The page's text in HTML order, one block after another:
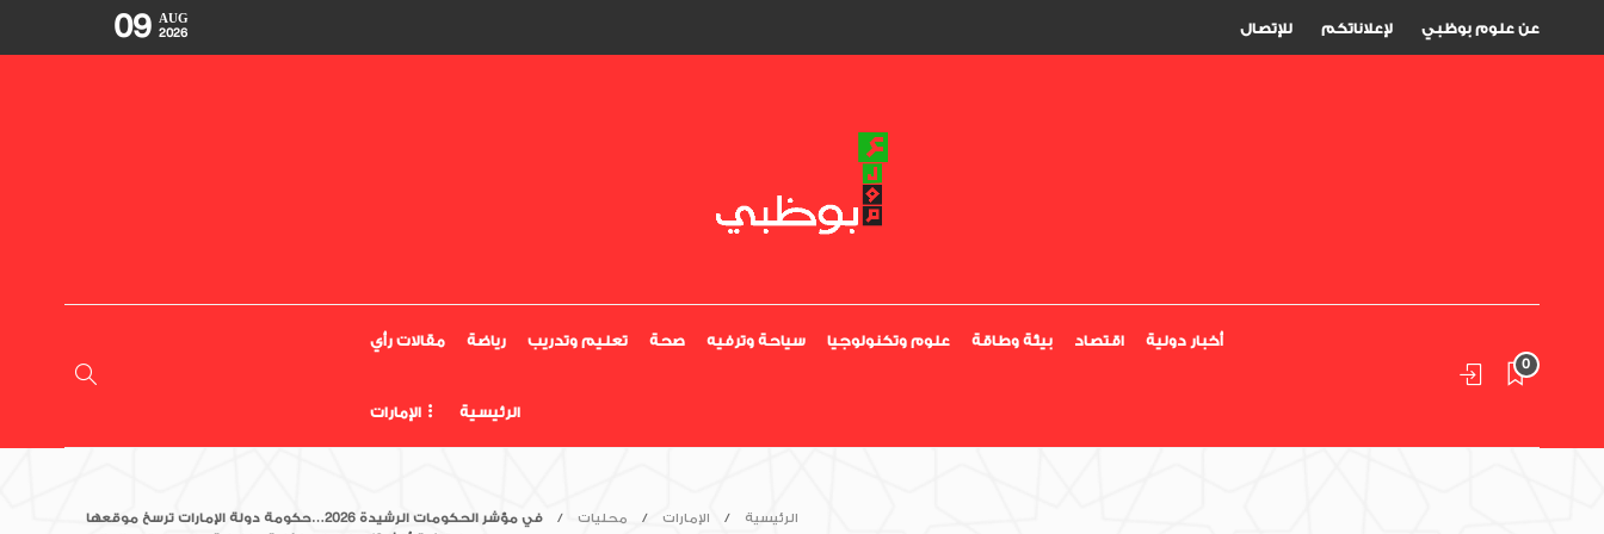
للإتصال لإعلاناتكم عن علوم بوظبي 09 AUG
2026
مقالات رأي رياضة تعليم وتدريب صحة سياحة وترفيه علوم وتكنولوجيا بيئة وطاقة اقتصاد أخبار دولية
الإمارات الرئيسية
0
الرئيسية الإمارات محليات
في مؤشر الحكومات الرشيدة 2026…حكومة دولة الإمارات ترسخ موقعها